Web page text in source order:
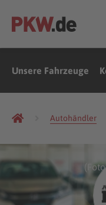
Unsere Fahrzeuge
Autohändler